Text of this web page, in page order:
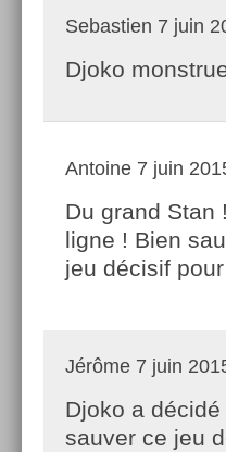
Sebastien 7 juin
Djoko
Antoine 7 juin
Du grand Stan
ligne ! Bien
jeu décisif
Jérôme 7 juin
Djoko a
sauver ce jeu